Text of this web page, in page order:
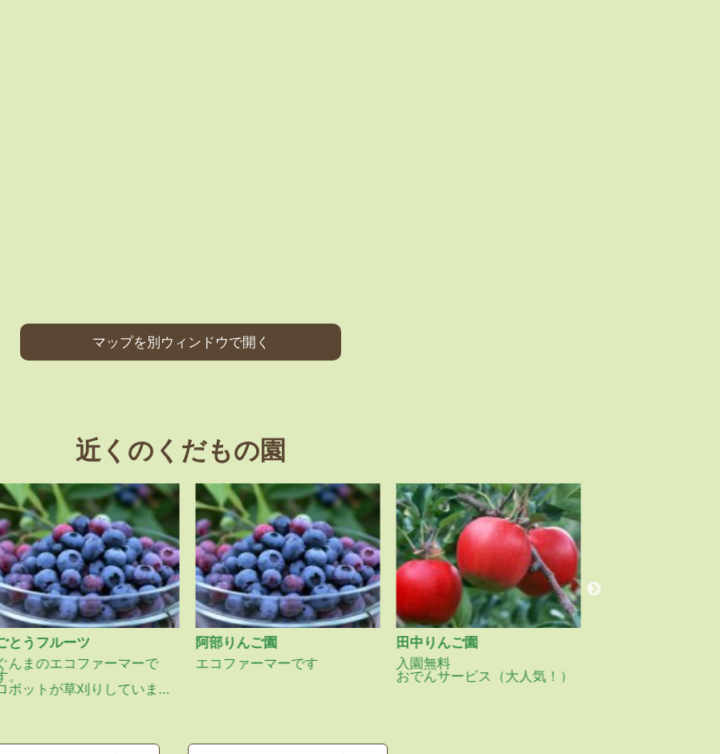
マップを別ウィンドウで開く
近くのくだもの園
とうフルーツ
んまのエコファーマーで
。
ボットが草刈りしていま
阿部りんご園
エコファーマーです
田中りんご園
入園無料
おでんサービス（大人気！）